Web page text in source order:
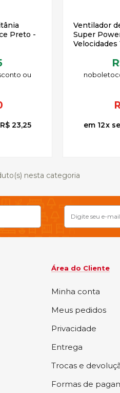
Preto -
R$ 23,25
Ventilador
Super
Velocidades
noboleto
12x
nesta categoria
Área do Cliente
Minha conta
Meus pedidos
Privacidade
Entrega
Trocas e
Formas de